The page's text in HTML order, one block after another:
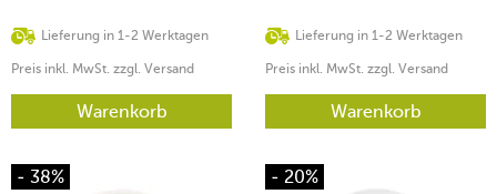
Lieferung in 1-2 Werktagen
Preis inkl. MwSt. zzgl. Versand
Warenkorb
Lieferung in 1-2 Werktagen
Preis inkl. MwSt. zzgl. Versand
Warenkorb
- 38% - 20%